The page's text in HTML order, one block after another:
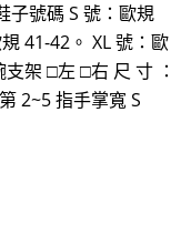
子號碼 S 號：歐規
41-42。 XL 號：歐
架 □左 □右 尺 寸 ：
2~5 指手掌寬 S